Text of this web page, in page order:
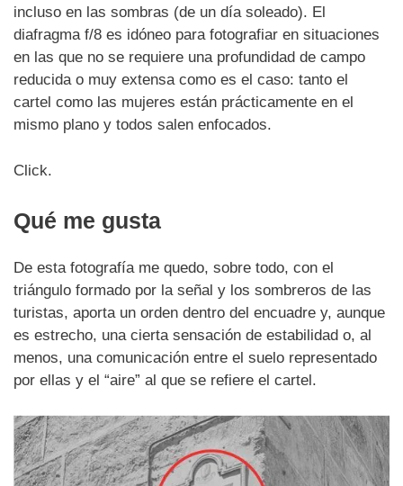
incluso en las sombras (de un día soleado). El
diafragma f/8 es idóneo para fotografiar en situaciones
en las que no se requiere una profundidad de campo
reducida o muy extensa como es el caso: tanto el
cartel como las mujeres están prácticamente en el
mismo plano y todos salen enfocados.
Click.
Qué me gusta
De esta fotografía me quedo, sobre todo, con el
triángulo formado por la señal y los sombreros de las
turistas, aporta un orden dentro del encuadre y, aunque
es estrecho, una cierta sensación de estabilidad o, al
menos, una comunicación entre el suelo representado
por ellas y el “aire” al que se refiere el cartel.